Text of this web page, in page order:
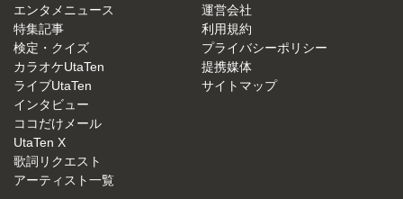
エンタメニュース
特集記事
検定・クイズ
カラオケUtaTen
ライブUtaTen
インタビュー
ココだけメール
UtaTen X
歌詞リクエスト
アーティスト一覧
運営会社
利用規約
プライバシーポリシー
提携媒体
サイトマップ